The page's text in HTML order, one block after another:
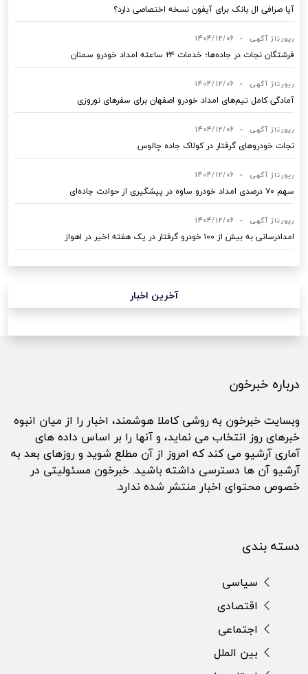
آیا صرافی ال بانک برای آیفون نسخه اختصاصی دارد؟
رپورتاژ آگهی •
1404/12/06
فرشتگان نجات در جاده‌ها؛ خدمات ۲۴ ساعته امداد خودرو سمنان
رپورتاژ آگهی •
1404/12/06
آمادگی کامل تیم‌های امداد خودرو اصفهان برای سفرهای نوروزی
رپورتاژ آگهی •
1404/12/06
نجات خودروهای گرفتار در کولاک جاده چالوس
رپورتاژ آگهی •
1404/12/06
سهم ۷۰ درصدی امداد خودرو ساوه در پیشگیری از حوادث جاده‌ای
رپورتاژ آگهی •
1404/12/06
امدادرسانی به بیش از ۱۰۰ خودرو گرفتار در یک هفته اخیر در اهواز
آخرین اخبار
درباره خبرخون
وبسایت خبرخون به روشی کاملا هوشمند، اخبار را از میان انبوه
خبرهای روز انتخاب می نماید، و آنها را بر اساس داده های
آماری آرشیو می کند که امروز از آن مطلع شوید و روزهای بعد به
آرشیو آن ها دسترسی داشته باشید. خبرخون مسئولیتی در
خصوص محتوای اخبار منتشر شده ندارد.
دسته بندی
سیاسی
اقتصادی
اجتماعی
بین الملل